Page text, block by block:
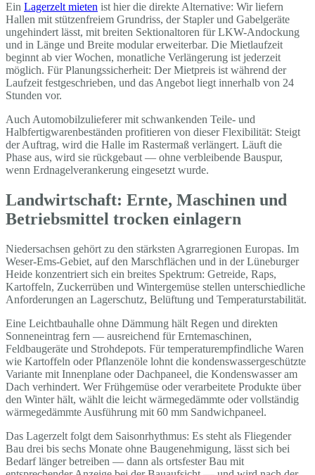
Ein Lagerzelt mieten ist hier die direkte Alternative: Wir liefern
Hallen mit stützenfreiem Grundriss, der Stapler und Gabelgeräte
ungehindert lässt, mit breiten Sektionaltoren für LKW-Andockung
und in Länge und Breite modular erweiterbar. Die Mietlaufzeit
beginnt ab vier Wochen, monatliche Verlängerung ist jederzeit
möglich. Für Planungssicherheit: Der Mietpreis ist während der
Laufzeit festgeschrieben, und das Angebot liegt innerhalb von 24
Stunden vor.
Auch Automobilzulieferer mit schwankenden Teile- und
Halbfertigwarenbeständen profitieren von dieser Flexibilität: Steigt
der Auftrag, wird die Halle im Rastermaß verlängert. Läuft die
Phase aus, wird sie rückgebaut — ohne verbleibende Bauspur,
wenn Erdnagelverankerung eingesetzt wurde.
Landwirtschaft: Ernte, Maschinen und
Betriebsmittel trocken einlagern
Niedersachsen gehört zu den stärksten Agrarregionen Europas. Im
Weser-Ems-Gebiet, auf den Marschflächen und in der Lüneburger
Heide konzentriert sich ein breites Spektrum: Getreide, Raps,
Kartoffeln, Zuckerrüben und Wintergemüse stellen unterschiedliche
Anforderungen an Lagerschutz, Belüftung und Temperaturstabilität.
Eine Leichtbauhalle ohne Dämmung hält Regen und direkten
Sonneneintrag fern — ausreichend für Erntemaschinen,
Feldbaugeräte und Strohdepots. Für temperaturempfindliche Waren
wie Kartoffeln oder Pflanzenöle lohnt die kondenswassergeschützte
Variante mit Innenplane oder Dachpaneel, die Kondenswasser am
Dach verhindert. Wer Frühgemüse oder verarbeitete Produkte über
den Winter hält, wählt die leicht wärmegedämmte oder vollständig
wärmegedämmte Ausführung mit 60 mm Sandwichpaneel.
Das Lagerzelt folgt dem Saisonrhythmus: Es steht als Fliegender
Bau drei bis sechs Monate ohne Baugenehmigung, lässt sich bei
Bedarf länger betreiben — dann als ortsfester Bau mit